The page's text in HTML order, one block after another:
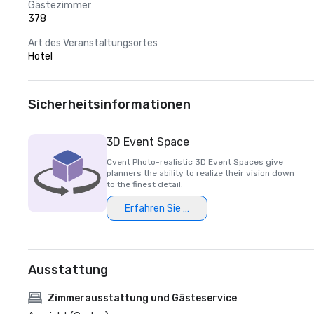
Gästezimmer
378
Art des Veranstaltungsortes
Hotel
Sicherheitsinformationen
3D Event Space
Cvent Photo-realistic 3D Event Spaces give
planners the ability to realize their vision down
to the finest detail.
Erfahren Sie mehr
Ausstattung
Zimmerausstattung und Gästeservice